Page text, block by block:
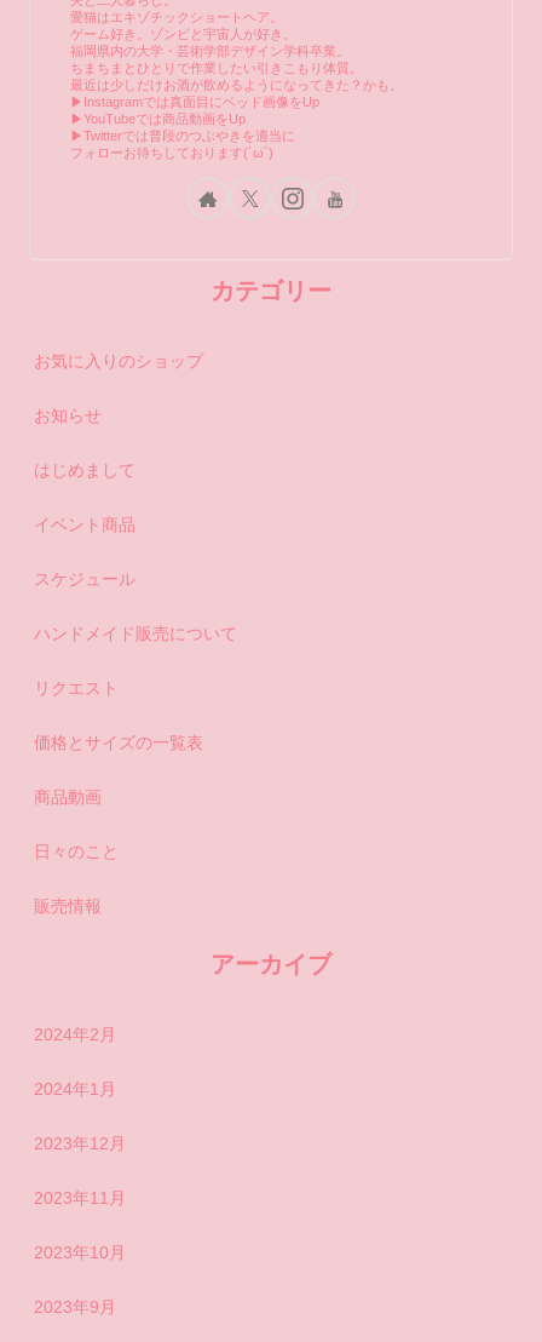
愛猫はエキゾチックショートヘア。
ゲーム好き。ゾンビと宇宙人が好き。
福岡県内の大学・芸術学部デザイン学科卒業。
ちまちまとひとりで作業したい引きこもり体質。
最近は少しだけお酒が飲めるようになってきた？かも。
▶Instagramでは真面目にベッド画像をUp
▶YouTubeでは商品動画をUp
▶Twitterでは普段のつぶやきを適当に
フォローお待ちしております(´ω`)
カテゴリー
お気に入りのショップ
お知らせ
はじめまして
イベント商品
スケジュール
ハンドメイド販売について
リクエスト
価格とサイズの一覧表
商品動画
日々のこと
販売情報
アーカイブ
2024年2月
2024年1月
2023年12月
2023年11月
2023年10月
2023年9月